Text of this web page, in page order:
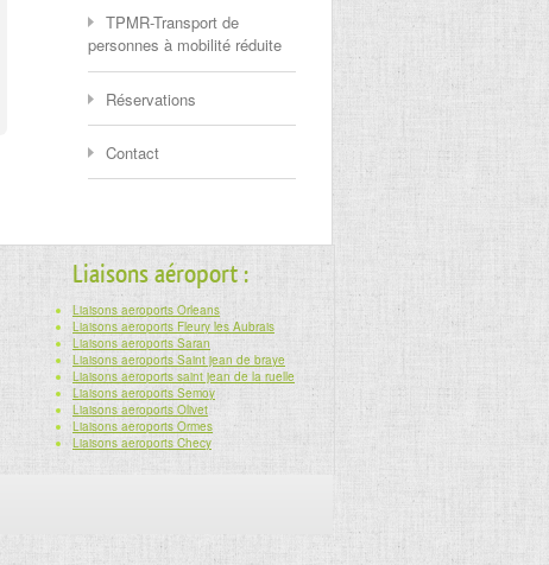
TPMR-Transport de
personnes à mobilité réduite
Réservations
Contact
Liaisons aéroport :
Liaisons aeroports Orleans
Liaisons aeroports Fleury les Aubrais
Liaisons aeroports Saran
Liaisons aeroports Saint jean de braye
Liaisons aeroports saint jean de la ruelle
Liaisons aeroports Semoy
Liaisons aeroports Olivet
Liaisons aeroports Ormes
Liaisons aeroports Checy